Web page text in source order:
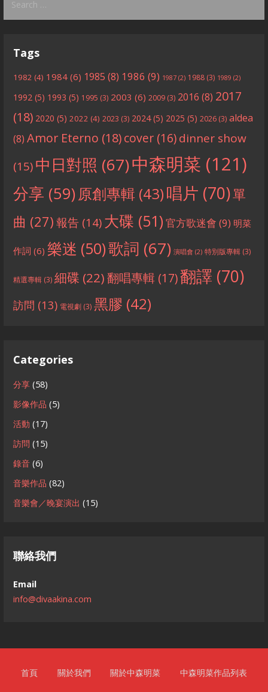
for:
Tags
1982 (4) 1984 (6) 1985 (8) 1986 (9) 1987 (2) 1988 (3) 1989 (2)
1992 (5) 1993 (5) 1995 (3) 2003 (6) 2009 (3) 2016 (8) 2017
(18) 2020 (5) 2022 (4) 2023 (3) 2024(5) 2025 (5) 2026 (3) aldea
(8) Amor Eterno (18)cover (16)dinner show
(15)中日對照 (67)中森明菜 (121)
分享 (59)原創專輯 (43)唱片 (70)單
曲 (27) 報告 (14)大碟 (51) 官方歌迷會 (9) 明菜
作詞 (6) 樂迷 (50)歌詞 (67) 演唱會 (2) 特別版專輯 (3)
精選專輯 (3) 細碟 (22)翻唱專輯 (17)翻譯 (70)
訪問 (13) 電視劇 (3) 黑膠 (42)
Categories
分享 (58)
影像作品 (5)
活動 (17)
訪問 (15)
錄音 (6)
音樂作品 (82)
音樂會／晚宴演出 (15)
聯絡我們
Email
info@divaakina.com
首頁 關於我們 關於中森明菜 中森明菜作品列表